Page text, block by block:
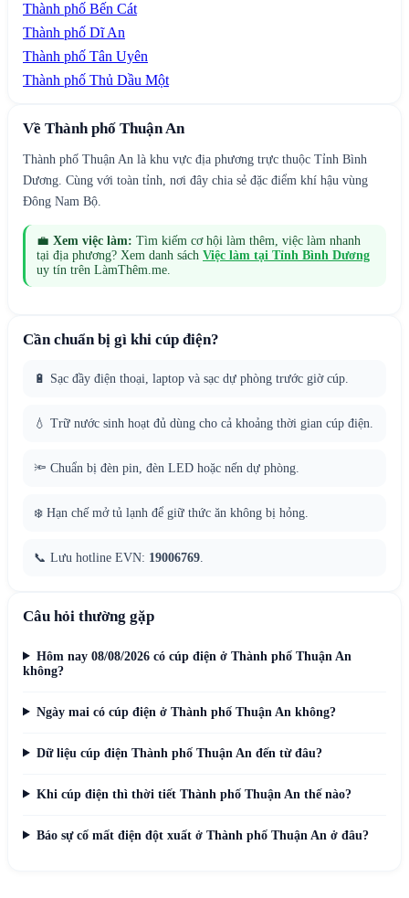
Thành phố Bến Cát
Thành phố Dĩ An
Thành phố Tân Uyên
Thành phố Thủ Dầu Một
Về Thành phố Thuận An
Thành phố Thuận An là khu vực địa phương trực thuộc Tỉnh Bình
Dương. Cùng với toàn tỉnh, nơi đây chia sẻ đặc điểm khí hậu vùng
Đông Nam Bộ.
💼 Xem việc làm: Tìm kiếm cơ hội làm thêm, việc làm nhanh
tại địa phương? Xem danh sách Việc làm tại Tỉnh Bình Dương
uy tín trên LàmThêm.me.
Cần chuẩn bị gì khi cúp điện?
🔋 Sạc đầy điện thoại, laptop và sạc dự phòng trước giờ cúp.
💧 Trữ nước sinh hoạt đủ dùng cho cả khoảng thời gian cúp điện.
🔦 Chuẩn bị đèn pin, đèn LED hoặc nến dự phòng.
❄️ Hạn chế mở tủ lạnh để giữ thức ăn không bị hỏng.
📞 Lưu hotline EVN: 19006769
Câu hỏi thường gặp
Hôm nay 08/08/2026 có cúp điện ở Thành phố Thuận An
không?
Ngày mai có cúp điện ở Thành phố Thuận An không?
Dữ liệu cúp điện Thành phố Thuận An đến từ đâu?
Khi cúp điện thì thời tiết Thành phố Thuận An thế nào?
Báo sự cố mất điện đột xuất ở Thành phố Thuận An ở đâu?